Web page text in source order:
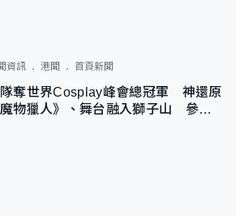
資訊 港聞 首頁新聞
奪世界Cosplay峰會總冠軍 神還原
魔物獵人》、舞台融入獅子山 參賽